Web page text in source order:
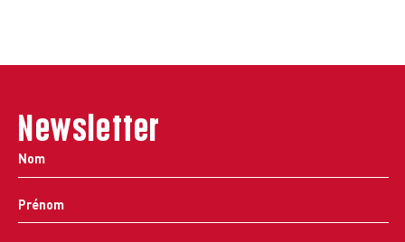
Newsletter